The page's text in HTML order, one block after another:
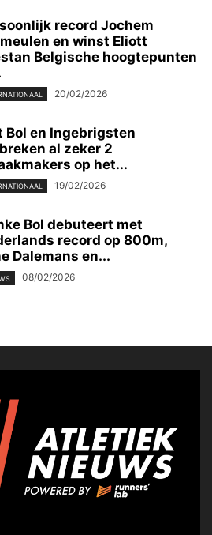
record Jochem
en winst Eliott
Belgische hoogtepunten
20/02/2026
Bol en Ingebrigsten
al zeker 2
op het...
19/02/2026
Bol debuteert met
record op 800m,
Dalemans en...
08/02/2026